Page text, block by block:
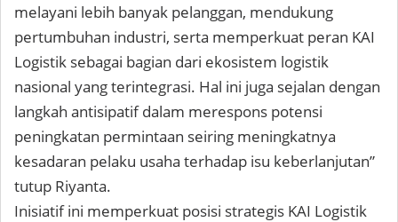
melayani lebih banyak pelanggan, mendukung
pertumbuhan industri, serta memperkuat peran KAI
Logistik sebagai bagian dari ekosistem logistik
nasional yang terintegrasi. Hal ini juga sejalan dengan
langkah antisipatif dalam merespons potensi
peningkatan permintaan seiring meningkatnya
kesadaran pelaku usaha terhadap isu keberlanjutan”
tutup Riyanta.
Inisiatif ini memperkuat posisi strategis KAI Logistik